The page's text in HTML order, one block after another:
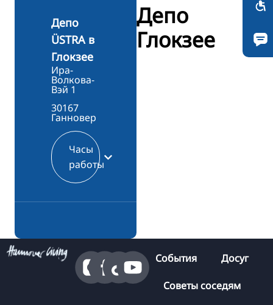
Депо
Глокзее
Депо
ÜSTRA в
Глокзее
Ира-
Волкова-
Вэй 1
30167
Ганновер
Часы
работы
События Досуг
Советы соседям